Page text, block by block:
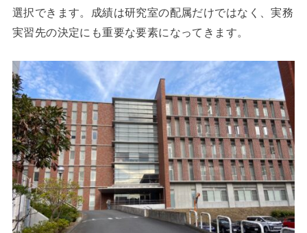
選択できます。成績は研究室の配属だけではなく、実務
実習先の決定にも重要な要素になってきます。